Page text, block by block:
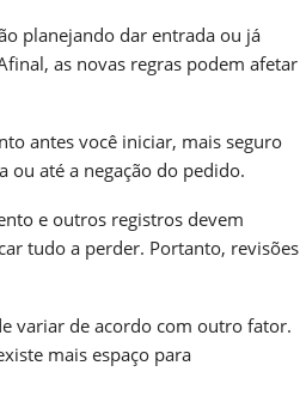
planejando dar entrada ou já
as novas regras podem afetar
antes você iniciar, mais seguro
ou até a negação do pedido.
e outros registros devem
tudo a perder. Portanto, revisões
variar de acordo com outro fator.
mais espaço para